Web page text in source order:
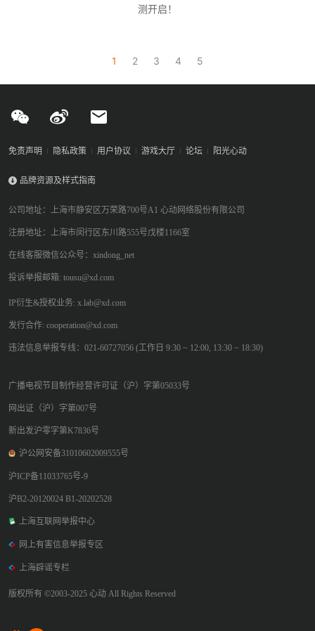
测开启！
1 2 3 4 5
免责声明 隐私政策 用户协议 游戏大厅 论坛 阳光心动
品牌资源及样式指南
公司地址：上海市静安区万荣路700号A1 心动网络股份有限公司
注册地址：上海市闵行区东川路555号戊楼1166室
在线客服微信公众号：xindong_net
投诉举报邮箱: tousu@xd.com
IP衍生&授权业务: x.lab@xd.com
发行合作: cooperation@xd.com
违法信息举报专线：021-60727056 (工作日 9:30 ~ 12:00, 13:30 ~ 18:30)
广播电视节目制作经营许可证（沪）字第05033号
网出证（沪）字第007号
新出发沪零字第K7836号
沪公网安备31010602009555号
沪ICP备11033765号-9
沪B2-20120024 B1-20202528
上海互联网举报中心
网上有害信息举报专区
上海辟谣专栏
版权所有 ©2003-2025 心动 All Rights Reserved